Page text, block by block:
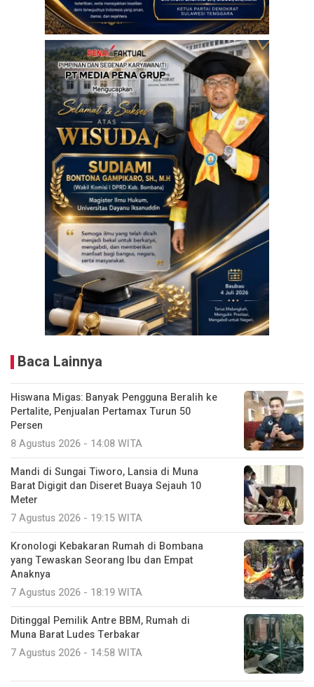
Baca Lainnya
Hiswana Migas: Banyak Pengguna Beralih ke
Pertalite, Penjualan Pertamax Turun 50
Persen
8 Agustus 2026 - 14:08 WITA
Mandi di Sungai Tiworo, Lansia di Muna
Barat Digigit dan Diseret Buaya Sejauh 10
Meter
7 Agustus 2026 - 19:15 WITA
Kronologi Kebakaran Rumah di Bombana
yang Tewaskan Seorang Ibu dan Empat
Anaknya
7 Agustus 2026 - 18:19 WITA
Ditinggal Pemilik Antre BBM, Rumah di
Muna Barat Ludes Terbakar
7 Agustus 2026 - 14:58 WITA